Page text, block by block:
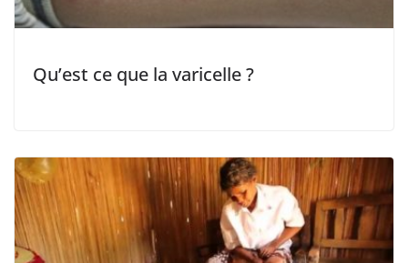
Qu’est ce que la varicelle ?